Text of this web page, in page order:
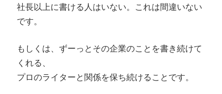
社長以上に書ける人はいない。これは間違いない
です。
もしくは、ずーっとその企業のことを書き続けて
くれる、
プロのライターと関係を保ち続けることです。